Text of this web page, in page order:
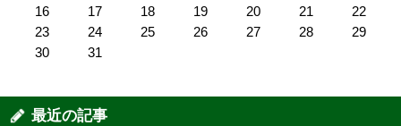
16
17 18 19 20 21
22
23
24 25 26 27 28
29
30
31
最近の記事